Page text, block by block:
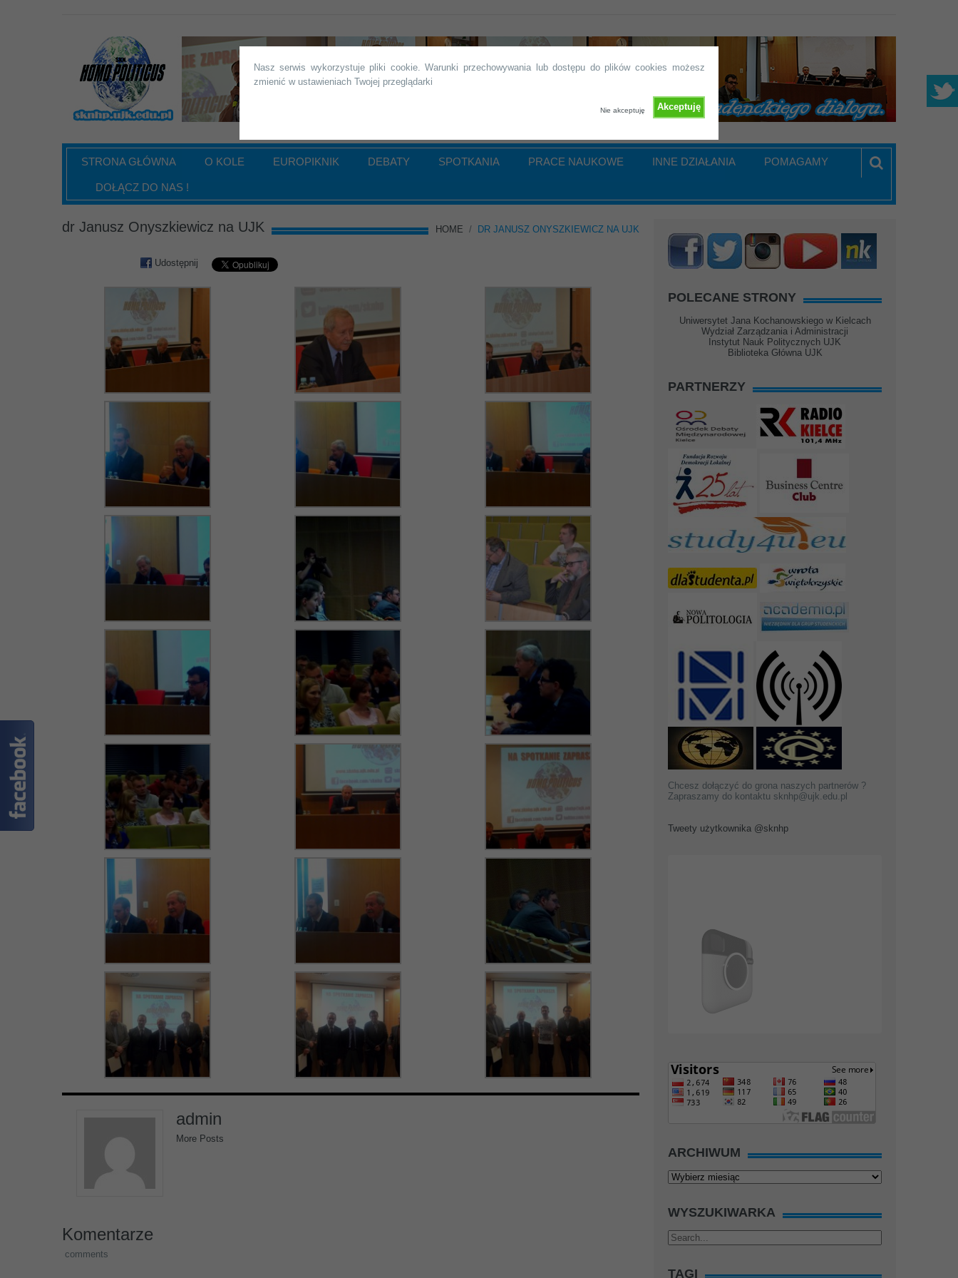
Nasz serwis wykorzystuje pliki cookie. Warunki przechowywania lub dostępu do plików cookies możesz
zmienić w ustawieniach Twojej przeglądarki
Akceptuję
Nie akceptuję
SKN "Homo Politicus" UJK Kielce
STRONA GŁÓWNA O KOLE EUROPIKNIK DEBATY SPOTKANIA PRACE NAUKOWE INNE DZIAŁANIA POMAGAMY
DOŁĄCZ DO NAS !
HOME / DR JANUSZ ONYSZKIEWICZ NA UJK
dr Janusz Onyszkiewicz na UJK
Udostępnij
admin
More Posts
Komentarze
comments
POLECANE STRONY
Uniwersytet Jana Kochanowskiego w Kielcach
Wydział Zarządzania i Administracji
Instytut Nauk Politycznych UJK
Biblioteka Główna UJK
PARTNERZY
Chcesz dołączyć do grona naszych partnerów ?
Zapraszamy do kontaktu sknhp@ujk.edu.pl
Tweety użytkownika @sknhp
ARCHIWUM
Archiwum
WYSZUKIWARKA
TAGI